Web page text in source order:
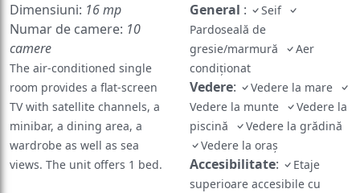
Dimensiuni: 16 mp
Numar de camere: 10
camere
The air-conditioned single
room provides a flat-screen
TV with satellite channels, a
minibar, a dining area, a
wardrobe as well as sea
views. The unit offers 1 bed.
General :
Seif
Pardoseală de
gresie/marmură
Aer
condiţionat
Vedere:
Vedere la mare
Vedere la munte
Vedere la
piscină
Vedere la grădină
Vedere la oraș
Accesibilitate:
Etaje
superioare accesibile cu